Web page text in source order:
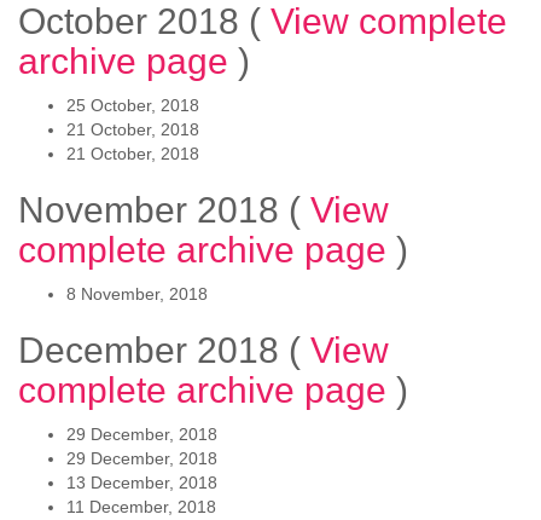
October 2018 ( View complete
archive page )
25 October, 2018
21 October, 2018
21 October, 2018
November 2018 ( View
complete archive page )
8 November, 2018
December 2018 ( View
complete archive page )
29 December, 2018
29 December, 2018
13 December, 2018
11 December, 2018